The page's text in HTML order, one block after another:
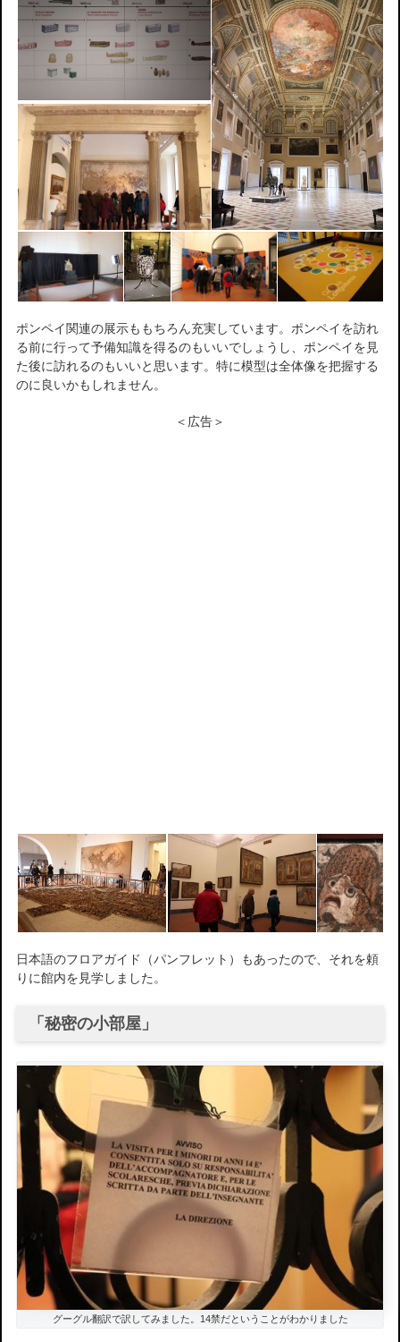
ポンペイ関連の展示ももちろん充実しています。ポンペイを訪れ
る前に行って予備知識を得るのもいいでしょうし、ポンペイを見
た後に訪れるのもいいと思います。特に模型は全体像を把握する
のに良いかもしれません。
＜広告＞
日本語のフロアガイド（パンフレット）もあったので、それを頼
りに館内を見学しました。
「秘密の小部屋」
グーグル翻訳で訳してみました。14禁だということがわかりました